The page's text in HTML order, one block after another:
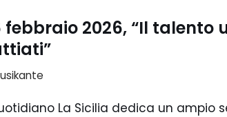
febbraio 2026, “Il talento
La Sicilia dedica un ampio